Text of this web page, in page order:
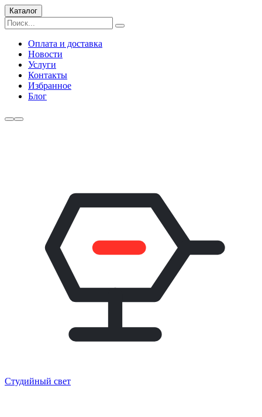
Каталог
Оплата и доставка
Новости
Услуги
Контакты
Избранное
Блог
Студийный свет